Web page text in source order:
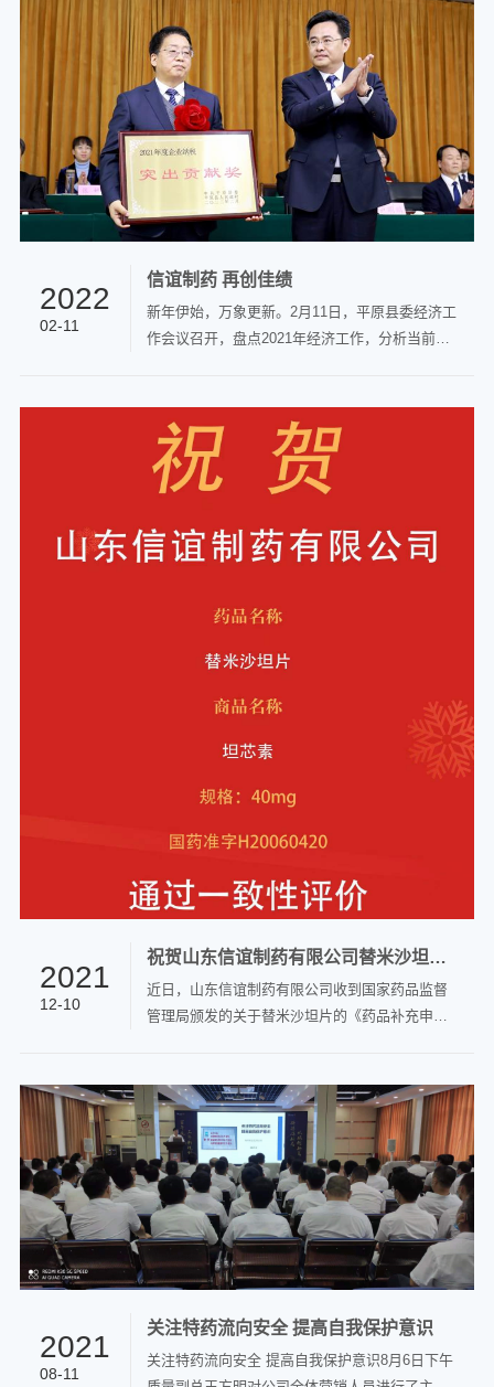
2022
02-11
信谊制药 再创佳绩
新年伊始，万象更新。2月11日，平原县委经济工
作会议召开，盘点2021年经济工作，分析当前形
奋力冲刺幸福新平原建设开局之年，努力迈好第
一步、见到新气象。县委书记王玉东讲话，县委
副书记、县长卢明鹏主持会议，县人大常委会主
任潘风雷，县政协主席杨传智，县委副书记齐强
慎强再次荣获“平原功臣”，婵联14届。企业连续五
2021
12-10
祝贺山东信谊制药有限公司替米沙坦片通过一致性评价
近日，山东信谊制药有限公司收到国家药品监督
管理局颁发的关于替米沙坦片的《药品补充申请
东信谊制药有限公司药品名称替米沙坦片商品名
称坦芯素规格 40mg国药准字H20060420通过一
致性评价 基本情况 药品名称：替米沙坦片商品名
称：坦芯素剂型：片剂规格：40mg注册分类：化
学药品申请人：山东信谊制药有限公司原批准文
号：国药准字H20060420审批结论：本品通过仿
制药质量和疗效一致性评价 相关信息替米沙坦片
主要用于原发性高血压的治疗，由德国勃…
2021
08-11
关注特药流向安全 提高自我保护意识
关注特药流向安全 提高自我保护意识8月6日下午